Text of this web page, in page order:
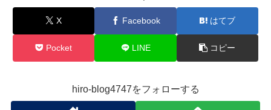
X Facebook はてブ
Pocket LINE コピー
hiro-blog4747をフォローする